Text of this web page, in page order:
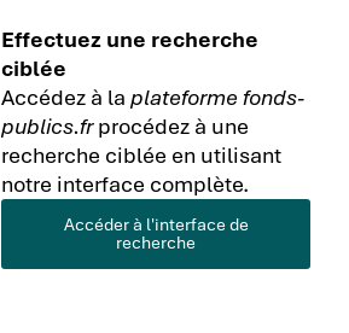
Effectuez une recherche
ciblée
Accédez à laplateforme fonds-
publics.frprocédez à une
recherche ciblée en utilisant
notre interface complète.
Accéder à l'interface de
recherche